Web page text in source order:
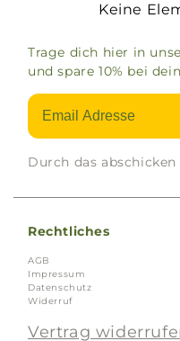
Keine
Trage dich hier in
und spare 10% bei
Durch das
Rechtliches
AGB
Impressum
Datenschutz
Widerruf
Vertrag